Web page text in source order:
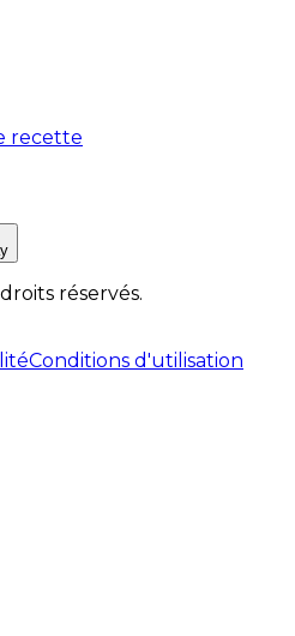
recette
réservés.
Conditions d'utilisation